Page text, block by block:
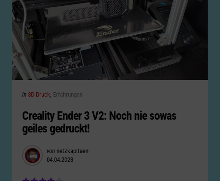
Categories
Posted
in 3D Druck Erfahrungen
Creality Ender 3 V2: Noch nie sowas
geiles gedruckt!
Posted
by
von netzkapitaen
04.04.2023